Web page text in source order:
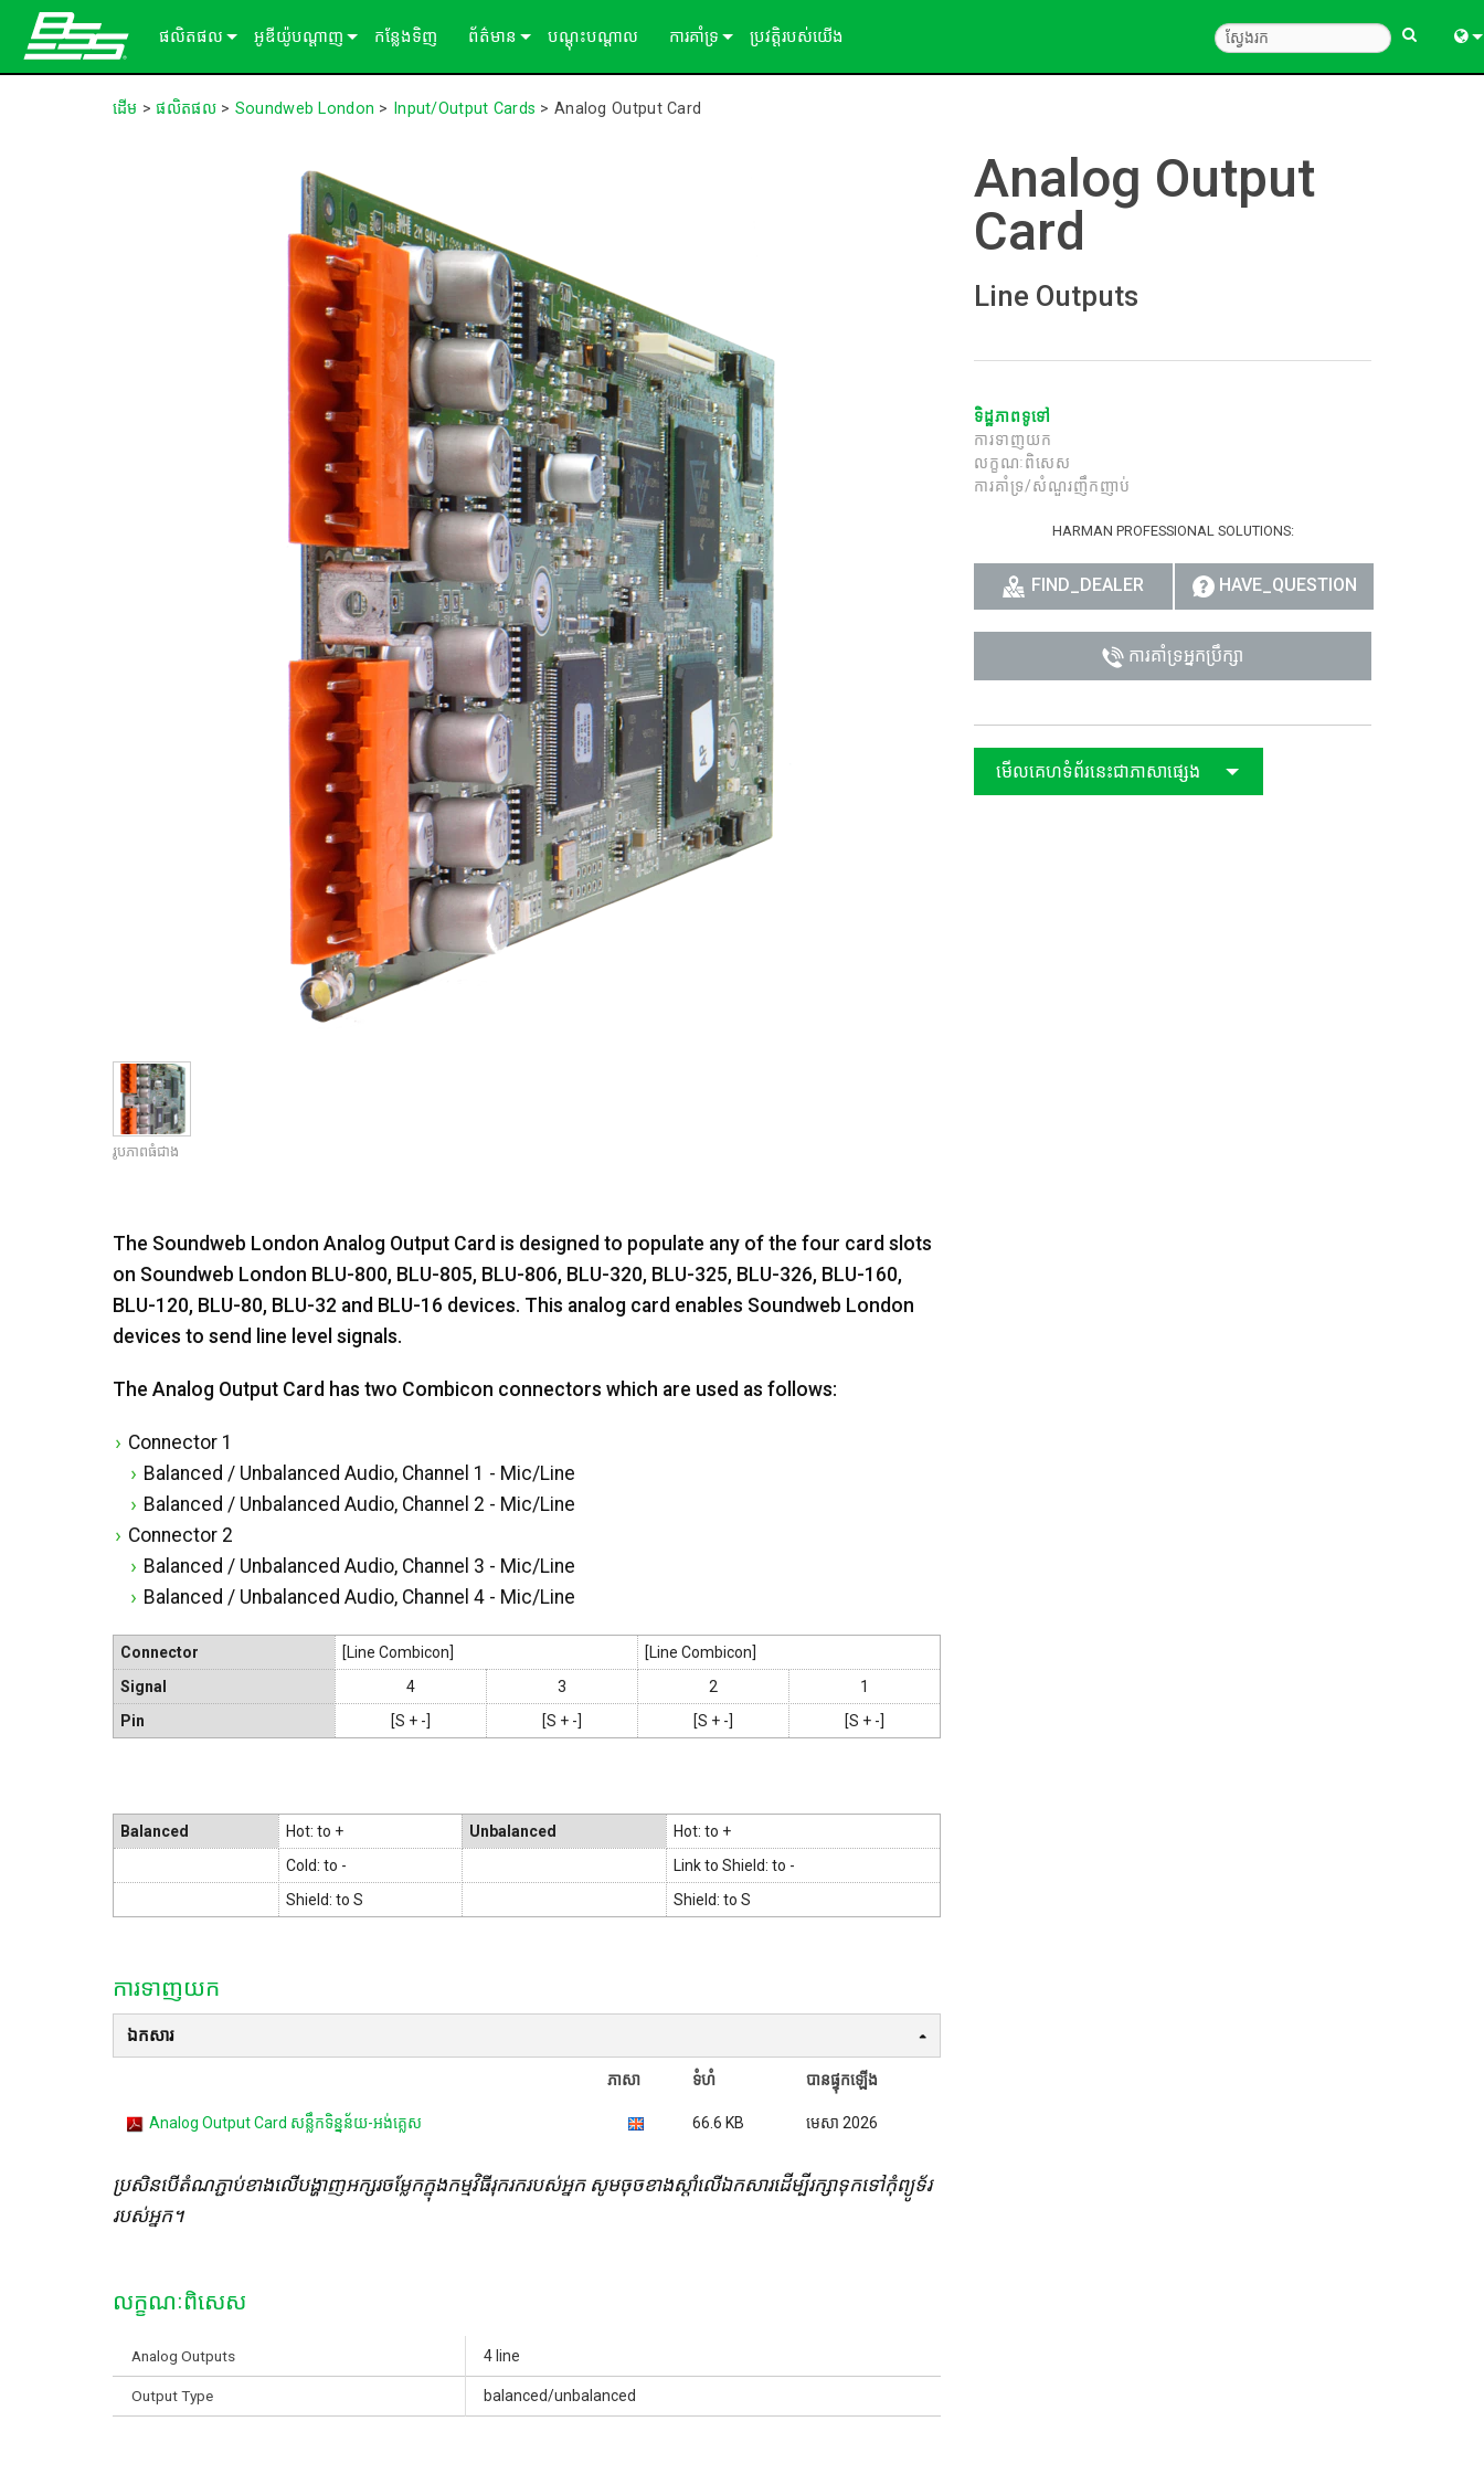
ផលិតផល
Soundweb OMNI
Video & USB Distribution
600 Series
300 Series
200 Series
User InterfacesTouch Panels
Keypads
Configuration & Management Software
AVX Suite
Fixed I/O Devices
Break-In / Break-Out Boxes
BLU link Amplifiers
Controllers
Accessories
Input/Output Cards
Accessory Products
ផលិតផលដែលបានបញ្ឈប់
អូឌីយ៉ូបណ្ដាញ កន្លែងទិញ ព័ត៌មាន បណ្ដុះបណ្ដាល ការគាំទ្រ
ការធានា
ការចុះឈ្មោះផលិតផល
សេវាកម្ម
ប្រវត្តិរបស់យើង
ដើម >ផលិតផល> Soundweb London > Input/Output Cards >Analog Output Card
រូបភាពធំជាង
The Soundweb London Analog Output Card is designed to populate any of the four card slots
on Soundweb London BLU-800, BLU-805, BLU-806, BLU-320, BLU-325, BLU-326, BLU-160,
BLU-120, BLU-80, BLU-32 and BLU-16 devices. This analog card enables Soundweb London
devices to send line level signals.
The Analog Output Card has two Combicon connectors which are used as follows:
Connector 1
Balanced / Unbalanced Audio, Channel 1 - Mic/Line
Balanced / Unbalanced Audio, Channel 2 - Mic/Line
Connector 2
Balanced / Unbalanced Audio, Channel 3 - Mic/Line
Balanced / Unbalanced Audio, Channel 4 - Mic/Line
Connector [Line Combicon]
[Line Combicon]
Signal
4 3 2
1
Pin
[S + -] [S + -] [S + -] [S + -]
Balanced Hot: to + Unbalanced
Hot: to +
Cold: to -
Link to Shield: to -
Shield: to S
Shield: to S
ការទាញយក
ឯកសារ
ភាសា ទំហំ បានផ្ទុកឡើង
Analog Output Card សន្លឹកទិន្នន័យ-អង់គ្លេស 66.6 KB មេសា 2026
ប្រសិនបើតំណភ្ជាប់ខាងលើបង្ហាញអក្សរចម្លែកក្នុងកម្មវិធីរុករករបស់អ្នក សូមចុចខាងស្តាំលើឯកសារដើម្បីរក្សាទុកទៅកុំព្យូទ័រ
របស់អ្នក។
លក្ខណៈពិសេស
Analog Outputs 4 line
Output Type balanced/unbalanced
Analog Output
Card
Line Outputs
ទិដ្ឋភាពទូទៅ
ការទាញយក
លក្ខណៈពិសេស
ការគាំទ្រ/សំណួរញឹកញាប់
HARMAN PROFESSIONAL SOLUTIONS:
FIND_DEALER HAVE_QUESTION
ការគាំទ្រអ្នកប្រឹក្សា
មើលគេហទំព័រនេះជាភាសាផ្សេង